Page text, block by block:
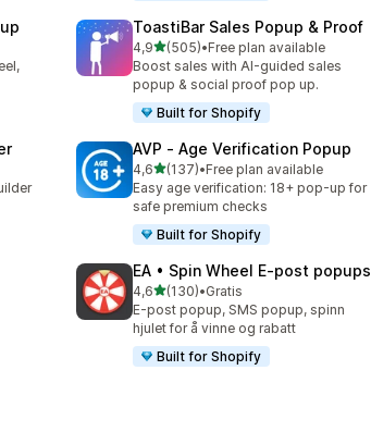
ToastiBar Sales Popup & Proof
4,9av 5 stjerner
(505)
Totalt 505 omtaler
•Free plan available
Boost sales with AI-guided sales
popup & social proof pop up.
Built for Shopify
AVP ‑ Age Verification Popup
4,6av 5 stjerner
(137)
Totalt 137 omtaler
•Free plan available
Easy age verification: 18+ pop-up for
safe premium checks
Built for Shopify
EA • Spin Wheel E‑post popups
4,6av 5 stjerner
(130)
Totalt 130 omtaler
•Gratis
E-post popup, SMS popup, spinn
hjulet for å vinne og rabatt
Built for Shopify